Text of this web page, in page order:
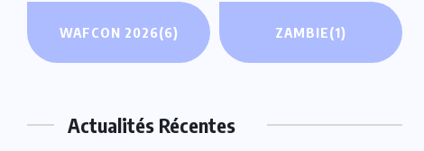
WAFCON 2026(6) ZAMBIE(1)
Actualités Récentes